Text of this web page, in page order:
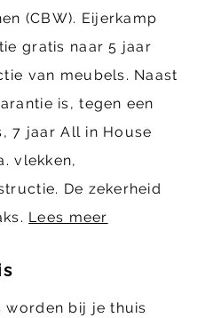
(CBW). Eijerkamp
gratis naar 5 jaar
van meubels. Naast
is, tegen een
7 jaar All in House
vlekken,
De zekerheid
Lees meer
worden bij je thuis